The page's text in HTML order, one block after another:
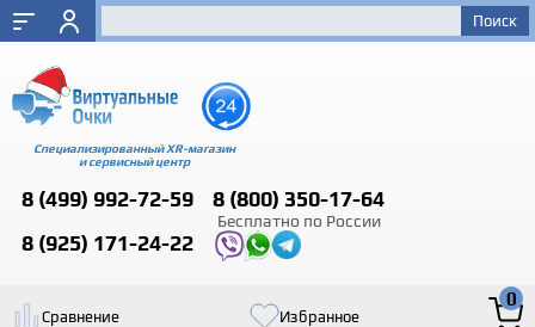
Специализированный XR-магазин
и сервисный центр
8 (499) 992-72-59 8 (800) 350-17-64
Бесплатно по России
8 (925) 171-24-22
Сравнение Избранное
0